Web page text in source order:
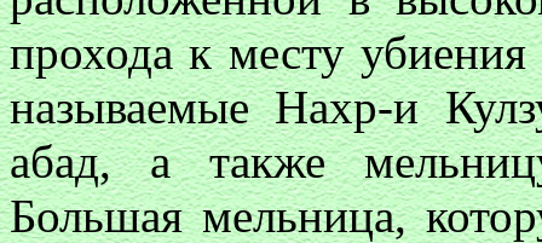
прохода к месту
называемые Нахр-и
абад, а также
Большая мельница,